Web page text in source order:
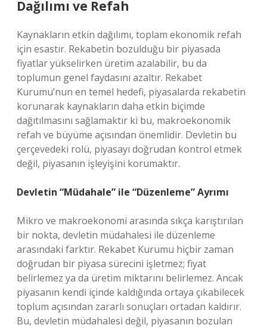
Dağılımı ve Refah
Kaynakların etkin dağılımı, toplam ekonomik refah
için esastır. Rekabetin bozulduğu bir piyasada
fiyatlar yükselirken üretim azalabilir, bu da
toplumun genel faydasını azaltır. Rekabet
Kurumu’nun en temel hedefi, piyasalarda rekabetin
korunarak kaynakların daha etkin biçimde
dağıtılmasını sağlamaktır ki bu, makroekonomik
refah ve büyüme açısından önemlidir. Devletin bu
çerçevedeki rolü, piyasayı doğrudan kontrol etmek
değil, piyasanın işleyişini korumaktır.
Devletin “Müdahale” ile “Düzenleme” Ayrımı
Mikro ve makroekonomi arasında sıkça karıştırılan
bir nokta, devletin müdahalesi ile düzenleme
arasındaki farktır. Rekabet Kurumu hiçbir zaman
doğrudan bir piyasa sürecini işletmez; fiyat
belirlemez ya da üretim miktarını belirlemez. Ancak
piyasanın kendi içinde kaldığında ortaya çıkabilecek
toplum açısından zararlı sonuçları ortadan kaldırır.
Bu, devletin müdahalesi değil, piyasanın bozulan